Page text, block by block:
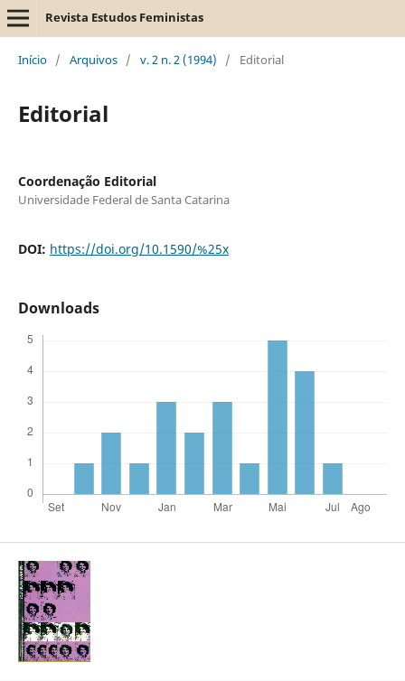
Revista Estudos Feministas
Início / Arquivos / v. 2 n. 2 (1994) / Editorial
Editorial
Coordenação Editorial
Universidade Federal de Santa Catarina
DOI: https://doi.org/10.1590/%25x
Downloads